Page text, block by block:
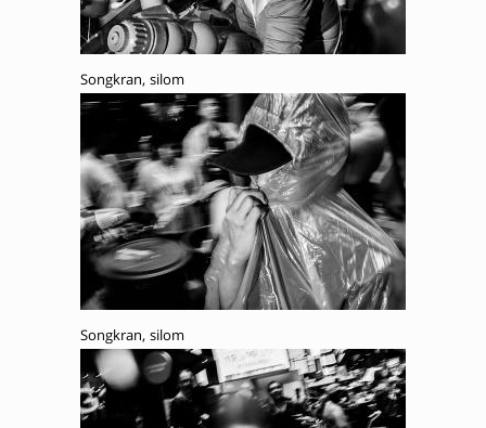
Songkran, silom
Songkran, silom